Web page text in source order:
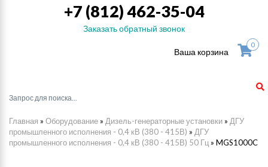
+7 (812) 462-35-04
Заказать обратный звонок
Ваша корзина
0
Главная » Оборудование » Дизель-генераторные установки » ДГУ
промышленного исполнения - 0,4 кВ (380 - 415В) » ДГУ
промышленного исполнения - 0,4 кВ (380 - 415В) 50 Гц » MGS1000C